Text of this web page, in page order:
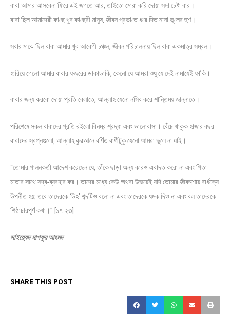
বাবা আমার আস‌বেনা ফ‌ি‌রে এই জগ‌তে আর, তাই‌তো মোরা ক‌রি দোয়া সদা চেষ্টা বার।
বাবা ছিল আমাদেরী কা‌ছে খুব কা‌ছেরী মানুষ, জীবন প্রভা‌তে ধ‌রে দিত নানা‌ ভূ‌লের হুশ।
সবার মা‌ঝে ছিল বাবা আমার খুব আবেগ‌ী চঞ্চল, জীবন প‌রিচালনায় ছিল বাবা‌ একমাত্র সম্বল।
হা‌রিয়‌ে গেল‌ো আমার বাবার ফজ‌রের ডাকাডা‌কি, ক‌ে‌নো য‌ে আমরা শুধু যে দ‌েই নামা‌যেই ফাক‌ি।
বাবার জন্য কর‌বো দোয়া প্রতি বেলা‌তে, আল্লাহ‌ যে‌নো ন‌সিব ক‌রে শান্ত‌িময় জান্না‌তে।
পরিশেষে সকল বাবাদের প্রতি রইলো বিনম্র শ্রদ্ধা এবং ভালোবাসা। বেঁচে থাকুক হাজার বছর
বাবাদের স্বপ্নগুলো, আল্লাহ কুরআনে বর্ণিত বাণীটুকু যেনো আমরা ভুলে না যাই।
“তোমার পালনকর্তা আদেশ করেছেন যে, তাঁকে ছাড়া অন্য কারও এবাদত করো না এবং পিতা-
মাতার সাথে সদ্ব-ব্যবহার কর। তাদের মধ্যে কেউ অথবা উভয়েই যদি তোমার জীবদ্দশায় বার্ধক্যে
উপনীত হয়; তবে তাদেরকে ‘উহ’ শব্দটিও বলো না এবং তাদেরকে ধমক দিও না এবং বল তাদেরকে
শিষ্ঠাচারপূর্ণ কথা।” [১৭-২৩]
সাইয়্যেদ মাগফুর আহমদ
SHARE THIS POST